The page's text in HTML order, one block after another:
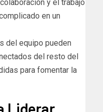
y el trabajo
en un
del equipo pueden
del resto del
para fomentar la